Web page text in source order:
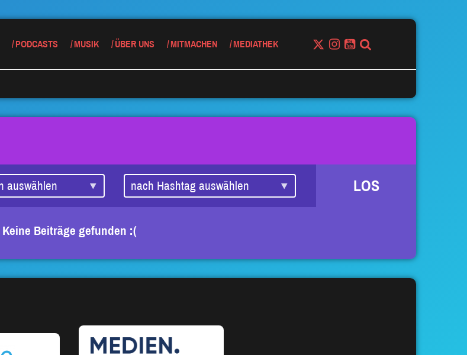
PODCASTS MUSIK ÜBER UNS MITMACHEN MEDIATHEK
LOS
Keine Beiträge gefunden :(